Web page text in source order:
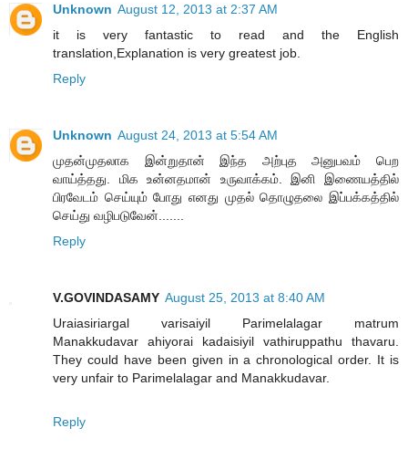
Unknown August 12, 2013 at 2:37 AM
it is very fantastic to read and the English
translation,Explanation is very greatest job.
Reply
Unknown August 24, 2013 at 5:54 AM
முதன்முதலாக இன்றுதான் இந்த அற்புத அனுபவம் பெற
வாய்த்தது. மிக உன்னதமான் உருவாக்கம். இனி இணையத்தில்
பிரவேடம் செய்யும் போது எனது முதல் தொழுதலை இப்பக்கத்தில்
செய்து வழிபடுவேன்.......
Reply
V.GOVINDASAMY August 25, 2013 at 8:40 AM
Uraiasiriargal varisaiyil Parimelalagar matrum
Manakkudavar ahiyorai kadaisiyil vathiruppathu thavaru.
They could have been given in a chronological order. It is
very unfair to Parimelalagar and Manakkudavar.
Reply